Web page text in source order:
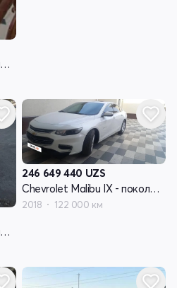
Chevrolet Malibu IX - поколение
Chevrolet Malibu IX - поколение
246 649 440 UZS
Chevrolet Malibu IX - поколение
2018 122 000 км